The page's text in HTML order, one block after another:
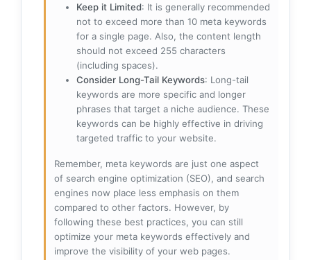
Keep it Limited: It is generally recommended
not to exceed more than 10 meta keywords
for a single page. Also, the content length
should not exceed 255 characters
(including spaces).
Consider Long-Tail Keywords: Long-tail
keywords are more specific and longer
phrases that target a niche audience. These
keywords can be highly effective in driving
targeted traffic to your website.
Remember, meta keywords are just one aspect
of search engine optimization (SEO), and search
engines now place less emphasis on them
compared to other factors. However, by
following these best practices, you can still
optimize your meta keywords effectively and
improve the visibility of your web pages.